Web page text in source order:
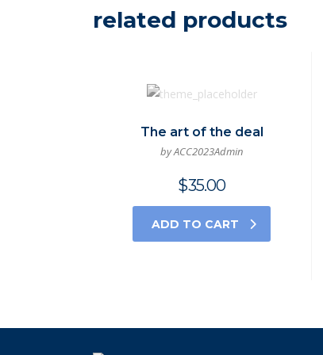
related products
The art of the deal
by ACC2023Admin
$35.00
ADD TO CART